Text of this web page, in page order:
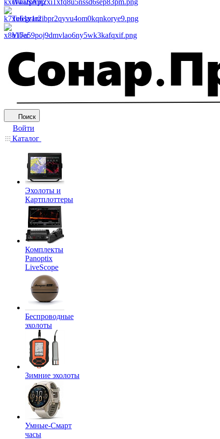
WhatsApp
Telegram
Viber
Поиск
Войти
Каталог
Эхолоты и
Картплоттеры
Комплекты
Panoptix
LiveScope
Беспроводные
эхолоты
Зимние эхолоты
Умные-Смарт
часы